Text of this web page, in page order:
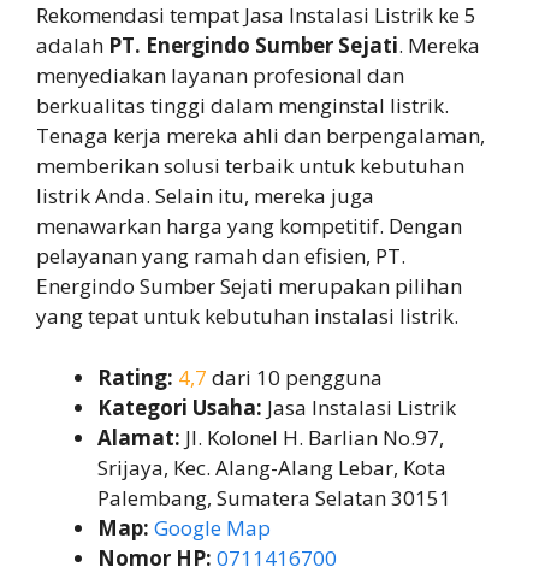
Rekomendasi tempat Jasa Instalasi Listrik ke 5
adalah PT. Energindo Sumber Sejati. Mereka
menyediakan layanan profesional dan
berkualitas tinggi dalam menginstal listrik.
Tenaga kerja mereka ahli dan berpengalaman,
memberikan solusi terbaik untuk kebutuhan
listrik Anda. Selain itu, mereka juga
menawarkan harga yang kompetitif. Dengan
pelayanan yang ramah dan efisien, PT.
Energindo Sumber Sejati merupakan pilihan
yang tepat untuk kebutuhan instalasi listrik.
Rating: 4,7 dari 10 pengguna
Kategori Usaha: Jasa Instalasi Listrik
Alamat: Jl. Kolonel H. Barlian No.97,
Srijaya, Kec. Alang-Alang Lebar, Kota
Palembang, Sumatera Selatan 30151
Map: Google Map
Nomor HP: 0711416700